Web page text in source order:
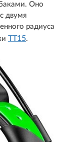
Оно
двумя
радиуса
TT15.